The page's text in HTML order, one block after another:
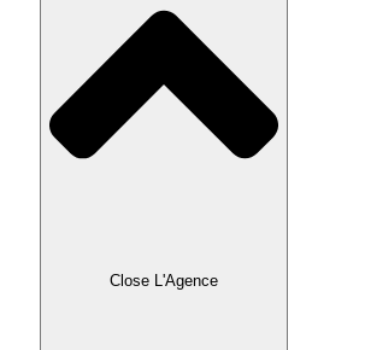
Close L'Agence